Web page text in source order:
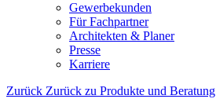
Gewerbekunden
Für Fachpartner
Architekten & Planer
Presse
Karriere
Zurück Zurück zu Produkte und Beratung